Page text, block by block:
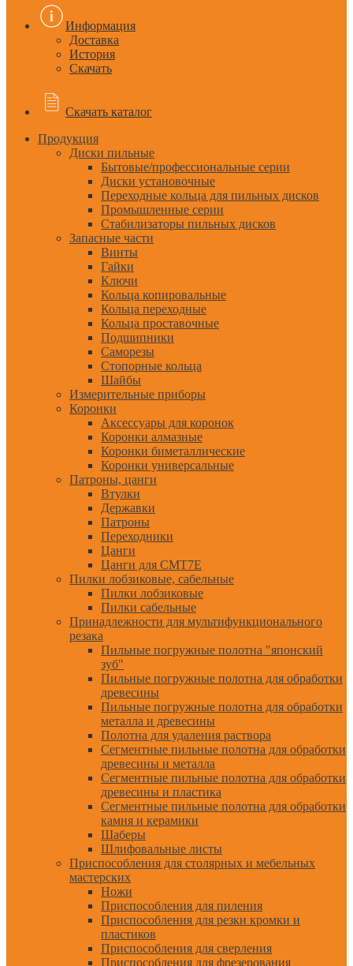
Информация
Доставка
История
Скачать
Скачать каталог
Продукция
Диски пильные
Бытовые/профессиональные серии
Диски установочные
Переходные кольца для пильных дисков
Промышленные серии
Стабилизаторы пильных дисков
Запасные части
Винты
Гайки
Ключи
Кольца копировальные
Кольца переходные
Кольца проставочные
Подшипники
Саморезы
Стопорные кольца
Шайбы
Измерительные приборы
Коронки
Аксессуары для коронок
Коронки алмазные
Коронки биметаллические
Коронки универсальные
Патроны, цанги
Втулки
Державки
Патроны
Переходники
Цанги
Цанги для CMT7E
Пилки лобзиковые, сабельные
Пилки лобзиковые
Пилки сабельные
Принадлежности для мультифункционального
резака
Пильные погружные полотна "японский
зуб"
Пильные погружные полотна для обработки
древесины
Пильные погружные полотна для обработки
металла и древесины
Полотна для удаления раствора
Сегментные пильные полотна для обработки
древесины и металла
Сегментные пильные полотна для обработки
древесины и пластика
Сегментные пильные полотна для обработки
камня и керамики
Шаберы
Шлифовальные листы
Приспособления для столярных и мебельных
мастерских
Ножи
Приспособления для пиления
Приспособления для резки кромки и
пластиков
Приспособления для сверления
Приспособления для фрезерования